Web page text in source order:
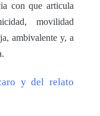
con que articula
movilidad
ambivalente y, a
y del relato